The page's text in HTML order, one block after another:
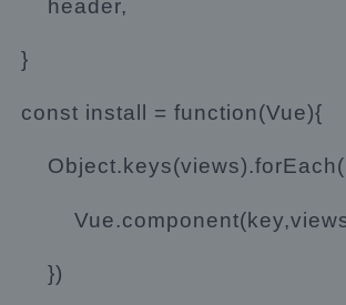
header,
}
const install = function(Vue){
})